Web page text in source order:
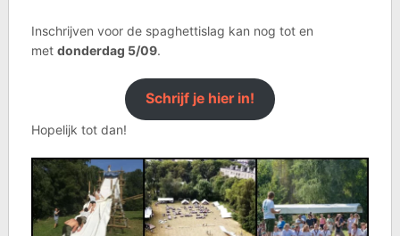
Inschrijven voor de spaghettislag kan nog tot en
met donderdag 5/09.
Schrijf je hier in!
Hopelijk tot dan!